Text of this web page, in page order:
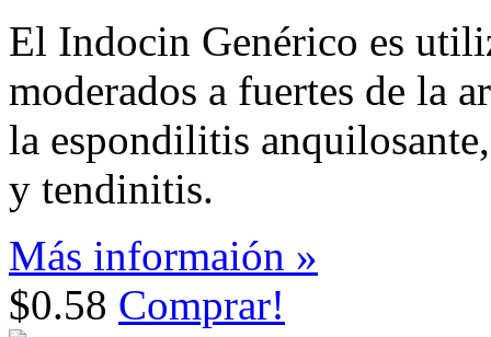
El Indocin Genérico es
moderados a fuertes de la
la espondilitis
y tendinitis.
Más informaión »
$0.58 Comprar!